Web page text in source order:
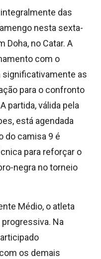
das
nesta sexta-
Doha, no Catar. A
com o
as
para o confronto
partida, válida pela
está agendada
do camisa 9 é
para reforçar o
negra no torneio
Médio, o atleta
Na
os demais